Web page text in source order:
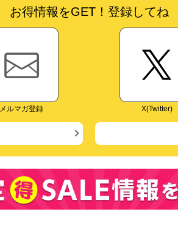
お得情報をGET！登録してね
メルマガ登録 X(Twitter)